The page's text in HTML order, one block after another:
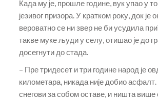
Када му је, прошле године, вук упао у
језивог призора. У кратком року, док
вероватно се ни звер не би усудила
такве муке људи у селу, отишао је до
досегнути до стада.
– Пре тридесет и три године народ је
километара, никада није добио
снегови за собом оставе, и ништа више